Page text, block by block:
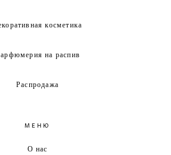
косметика
на распив
Распродажа
МЕНЮ
О нас